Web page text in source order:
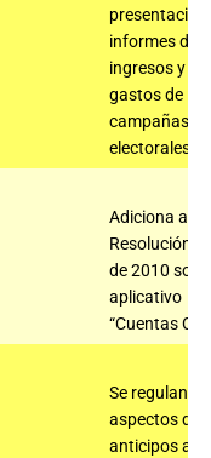
presentación
informes de
ingresos y
gastos de
campañas
electorales.
Adiciona a la
Resolución
de 2010
aplicativo
“Cuentas
Se regulan
aspectos de
anticipos a la